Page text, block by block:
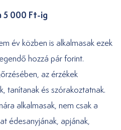
5 000 Ft-ig
év közben is alkalmasak ezek
hozzá pár forint.
az érzékek
tanítanak és szórakoztatnak.
alkalmasak, nem csak a
édesanyjának, apjának,